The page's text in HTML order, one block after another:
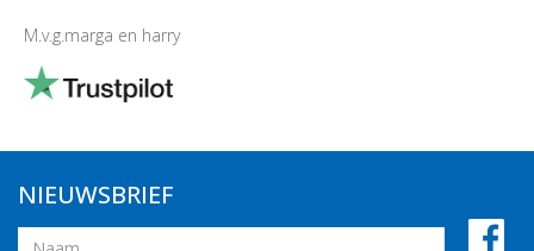
M.v.g.marga en harry
NIEUWSBRIEF
Naam